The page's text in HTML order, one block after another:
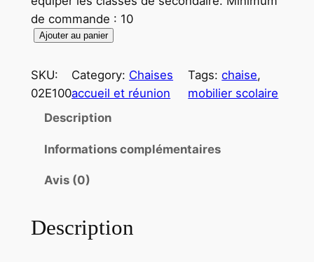
de commande : 10
Ajouter au panier
SKU:
02E100
Category: Chaises
accueil et réunion
Tags:chaise
mobilier scolaire
Description
Informations complémentaires
Avis (0)
Description